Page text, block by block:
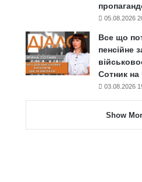
05.08.2026
Все що
пенсійне
Сотник на
03.08.2026
Show